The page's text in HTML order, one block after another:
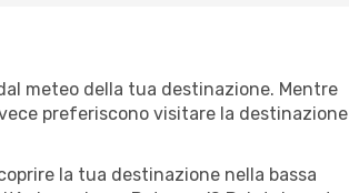
meteo della tua destinazione. Mentre
preferiscono visitare la destinazione
la tua destinazione nella bassa